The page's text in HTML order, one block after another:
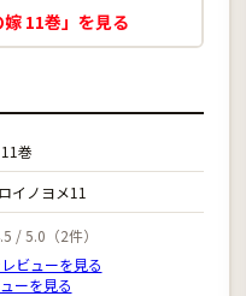
11巻」を見る
巻
イノヨメ11
/ 5.0（2件）
ビューを見る
ーを見る